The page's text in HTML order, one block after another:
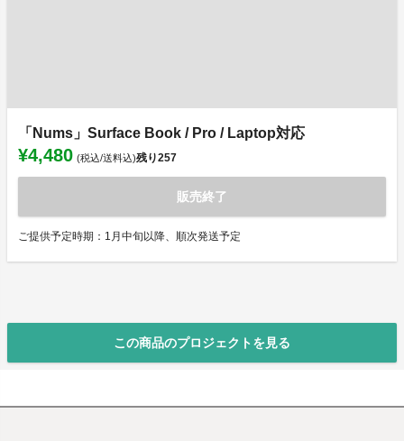
「Nums」Surface Book / Pro / Laptop対応
¥4,480 (税込/送料込)残り257
販売終了
ご提供予定時期：1月中旬以降、順次発送予定
この商品のプロジェクトを見る